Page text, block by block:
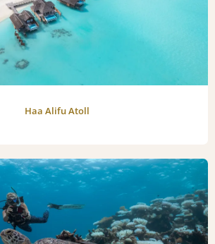
Haa Alifu Atoll